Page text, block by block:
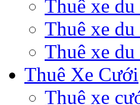
Thuê xe
Thuê xe
Thuê xe
Thuê Xe Cưới
Thuê xe